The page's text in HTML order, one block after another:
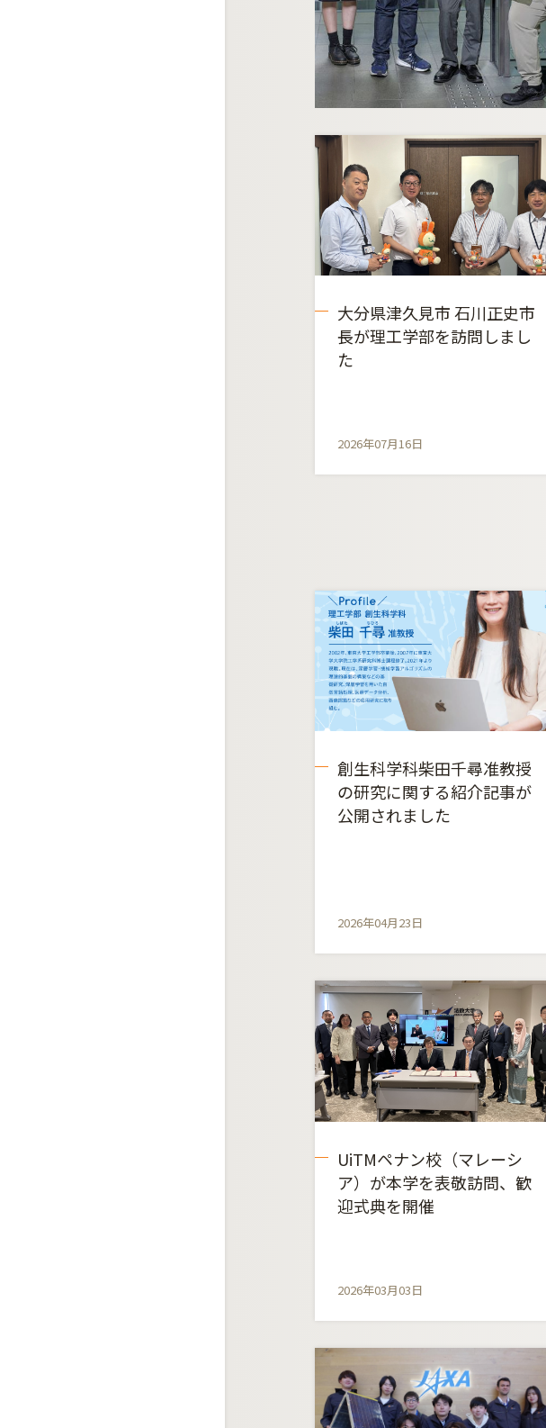
大分県津久見市 石川正史市
長が理工学部を訪問しまし
た
2026年07月16日
創生科学科柴田千尋准教授
の研究に関する紹介記事が
公開されました
2026年04月23日
UiTMペナン校（マレーシ
ア）が本学を表敬訪問、歓
迎式典を開催
2026年03月03日